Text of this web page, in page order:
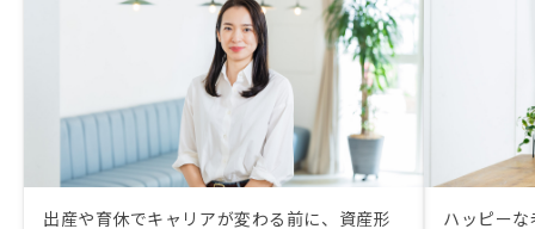
出産や育休でキャリアが変わる前に、資産形
ハッピー